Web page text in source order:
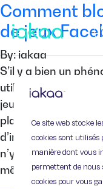
Ce site web stocke
cookies sont
manière dont vous
permettent de nous
cookies pour vous
Comment
de jeux
By: iakaa
S’il y a bien un
utilisateurs de
jeux. En effet, de
plaignent d’être
d’invitation. Inutile
n’y sont pour rien,
mêmes cette